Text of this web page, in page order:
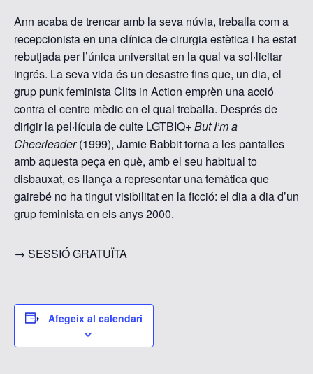
Ann acaba de trencar amb la seva núvia, treballa com a
recepcionista en una clínica de cirurgia estètica i ha estat
rebutjada per l’única universitat en la qual va sol·licitar
ingrés. La seva vida és un desastre fins que, un dia, el
grup punk feminista Clits in Action emprèn una acció
contra el centre mèdic en el qual treballa. Després de
dirigir la pel·lícula de culte LGTBIQ+But I’m a
Cheerleader(1999), Jamie Babbit torna a les pantalles
amb aquesta peça en què, amb el seu habitual to
disbauxat, es llança a representar una temàtica que
gairebé no ha tingut visibilitat en la ficció: el dia a dia d’un
grup feminista en els anys 2000.
→ SESSIÓ GRATUÏTA
Afegeix al calendari